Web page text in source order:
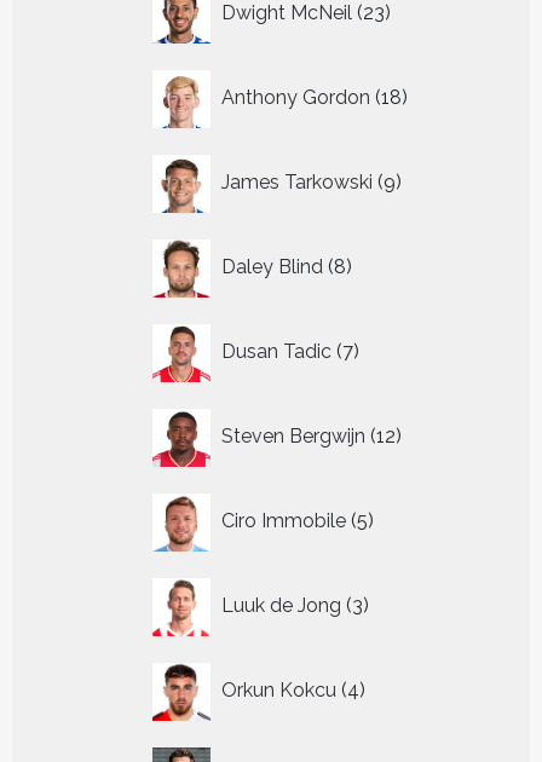
Dwight McNeil 23
producten
Anthony Gordon 18
producten
James Tarkowski 9
producten
Daley Blind 8
producten
Dusan Tadic 7
producten
Steven Bergwijn 12
producten
Ciro Immobile 5
producten
Luuk de Jong 3
producten
Orkun Kokcu 4
producten